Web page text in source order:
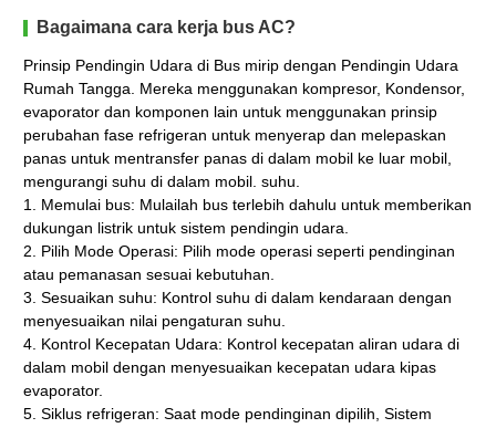
Bagaimana cara kerja bus AC?
Prinsip Pendingin Udara di Bus mirip dengan Pendingin Udara
Rumah Tangga. Mereka menggunakan kompresor, Kondensor,
evaporator dan komponen lain untuk menggunakan prinsip
perubahan fase refrigeran untuk menyerap dan melepaskan
panas untuk mentransfer panas di dalam mobil ke luar mobil,
mengurangi suhu di dalam mobil. suhu.
1. Memulai bus: Mulailah bus terlebih dahulu untuk memberikan
dukungan listrik untuk sistem pendingin udara.
2. Pilih Mode Operasi: Pilih mode operasi seperti pendinginan
atau pemanasan sesuai kebutuhan.
3. Sesuaikan suhu: Kontrol suhu di dalam kendaraan dengan
menyesuaikan nilai pengaturan suhu.
4. Kontrol Kecepatan Udara: Kontrol kecepatan aliran udara di
dalam mobil dengan menyesuaikan kecepatan udara kipas
evaporator.
5. Siklus refrigeran: Saat mode pendinginan dipilih, Sistem